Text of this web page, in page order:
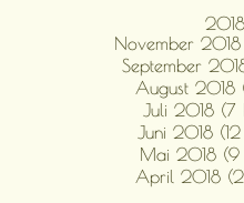
2018
November 2018
September
August 2018
Juli 2018 (7
Juni 2018 (12
Mai 2018 (9
April 2018 (2